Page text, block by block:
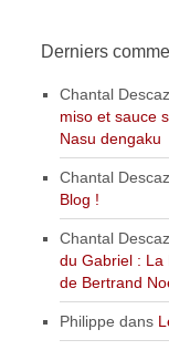
Derniers
Chantal
miso et sauce
Nasu dengaku
Chantal
Blog !
Chantal
du Gabriel : La
de Bertrand
Philippe dans